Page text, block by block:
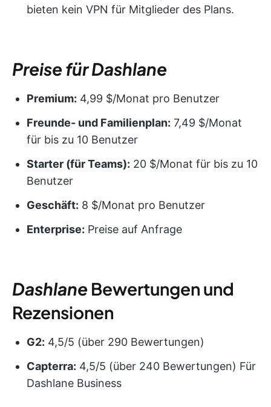
bieten kein VPN für Mitglieder des Plans.
Preise für Dashlane
Premium: 4,99 $/Monat pro Benutzer
Freunde- und Familienplan: 7,49 $/Monat
für bis zu 10 Benutzer
Starter (für Teams): 20 $/Monat für bis zu 10
Benutzer
Geschäft: 8 $/Monat pro Benutzer
Enterprise: Preise auf Anfrage
Dashlane Bewertungen und
Rezensionen
G2: 4,5/5 (über 290 Bewertungen)
Capterra: 4,5/5 (über 240 Bewertungen) Für
Dashlane Business